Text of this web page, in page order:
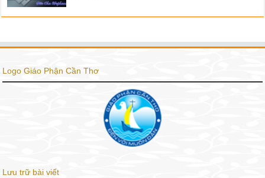
Logo Giáo Phận Cần Thơ
Lưu trữ bài viết